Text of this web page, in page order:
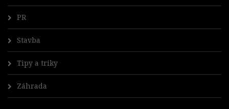
PR
Stavba
Tipy a triky
Záhrada